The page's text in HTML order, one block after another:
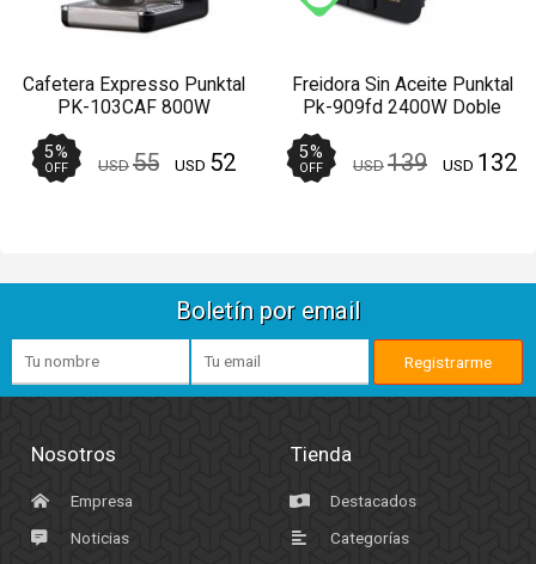
Cafetera Expresso Punktal
PK-103CAF 800W
Espumador Negro
5%
OFF USD55 USD 52
Envío gratis (Ver
Freidora Sin Aceite Punktal
Pk-909fd 2400W Doble
5%
OFF USD139 USD 132
Boletín por email
Nosotros
Empresa
Noticias
Tienda
Destacados
Categorías